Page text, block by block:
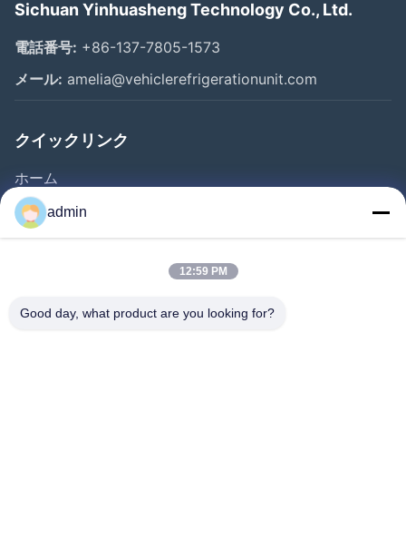
Sichuan Yinhuasheng Technology Co., Ltd.
電話番号: +86-137-7805-1573
メール: amelia@vehiclerefrigerationunit.com
クイックリンク
ホーム
製品
動画
工場見学
admin
12:59 PM
Good day, what product are you looking for?